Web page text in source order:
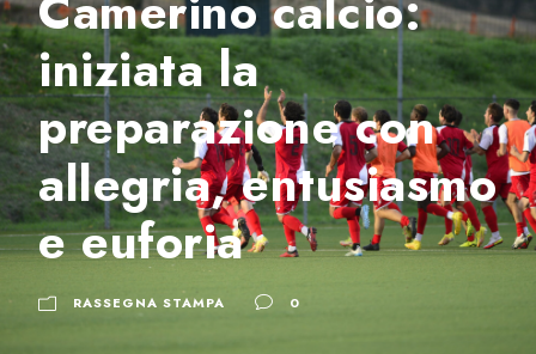
iniziata la
preparazione con
allegria, entusiasmo
e euforia
RASSEGNA STAMPA 0